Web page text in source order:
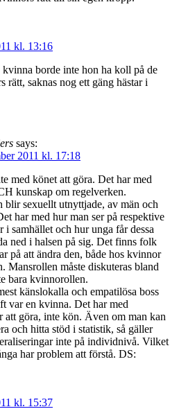
kl. 13:16
borde inte hon ha koll på de
rätt, saknas nog ett gäng hästar i
says:
2011 kl. 17:18
med könet att göra. Det har med
kunskap om regelverken.
blir sexuellt utnyttjade, av män och
har med hur man ser på respektive
i samhället och hur unga får dessa
ned i halsen på sig. Det finns folk
på att ändra den, både hos kvinnor
Mansrollen måste diskuteras bland
bara kvinnorollen.
känslokalla och empatilösa boss
var en kvinna. Det har med
att göra, inte kön. Även om man kan
och hitta stöd i statistik, så gäller
inte på individnivå. Vilket
har problem att förstå. DS:
kl. 15:37